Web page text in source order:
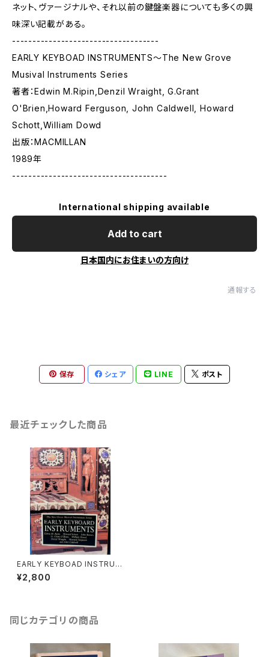
ネット、ヴァージナルや、それ以前の鍵盤楽器についても多くの興
味深い記載がある。
------------------------------------
EARLY KEYBOAD INSTRUMENTS〜The New Grove
Musival Instruments Series
著者：Edwin M.Ripin,Denzil Wraight, G.Grant
O'Brien,Howard Ferguson, John Caldwell, Howard
Schott,William Dowd
出版：MACMILLAN
1989年
--------------------------------------
International shipping available
Add to cart
日本国内にお住まいの方向け
通報する
保存 シェア LINE ポスト
最近チェックした商品
EARLY KEYBOAD INSTRUM
ENTS〜The New Grove Mu
sical Instruments Series
dwell, Howard Schott,Willi
am Dowd】出版：MACMILLA
¥2,800
同じカテゴリの商品